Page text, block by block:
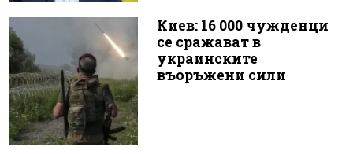
Киев: 16 000 чужденци
се сражават в
украинските
въоръжени сили